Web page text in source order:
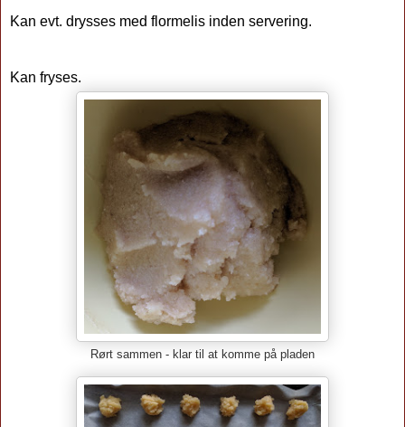
Kan evt. drysses med flormelis inden servering.
Kan fryses.
Rørt sammen - klar til at komme på pladen